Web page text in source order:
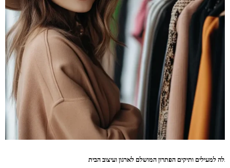
למעילים ותיקים הפתרון המושלם לארגון ועיצוב הבית